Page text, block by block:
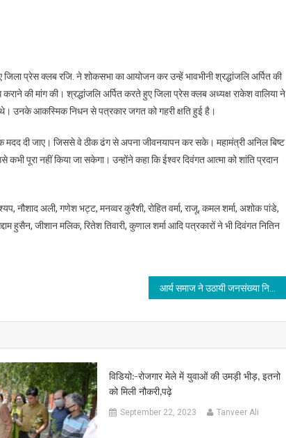
प्रेस क्लब रजि. ने शोकसभा का आयोजन कर उन्हें भावभीनी श्रद्धांजलि अर्पित की
की मांग की। श्रद्धांजलि अर्पित करते हुए जिला प्रेस क्लब अध्यक्ष राकेश वालिया ने
थे। उनके आकस्मिक निधन से पत्रकार जगत को गहरी क्षति हुई है।
मदद दी जाए। जिससे वे ठीक ढंग से अपना जीवनयापन कर सके। महामंत्री अनिल बिष्ट
पूरा नहीं किया जा सकेगा। उन्होंने कहा कि ईश्वर दिवंगत आत्मा को शांति प्रदान
नौशाद अली, गणेश भट्ट, मनव्वर कुरैशी, रोहित वर्मा, राजू, कमल शर्मा, अशोक पांडे,
हुसैन, जीशान मलिक, रितेश तिवारी, कुणाल शर्मा आदि पत्रकारों ने भी दिवंगत नितिन
आर्य समाज ने उठायी जनसंख्या नियंत्रण कानून, निःशुल्क शिक्षा, चिकित्सा, न्याय प्रक्रिया की मांग
विडियो:-रोजगार मेले में युवाओं की उमड़ी भीड़, इतनो
को मिली नौकरी,पढ़े
September 22, 2023 Tanveer Ali